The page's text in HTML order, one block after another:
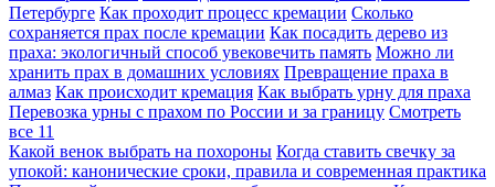
Петербурге Как проходит процесс кремации Сколько
сохраняется прах после кремации Как посадить дерево из
праха: экологичный способ увековечить память Можно ли
хранить прах в домашних условиях Превращение праха в
алмаз Как происходит кремация Как выбрать урну для праха
Перевозка урны с прахом по России и за границу Смотреть
все 11
Какой венок выбрать на похороны Когда ставить свечку за
упокой: канонические сроки, правила и современная практика